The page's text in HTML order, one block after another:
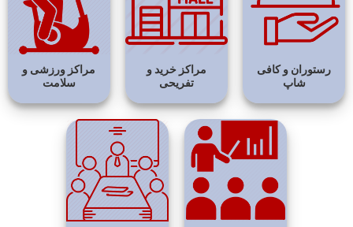
رستوران و کافی
شاپ
مراکز خرید و
تفریحی
مراکز ورزشی و
سلامت